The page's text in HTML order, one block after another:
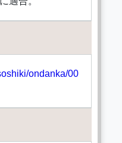
ondanka/00